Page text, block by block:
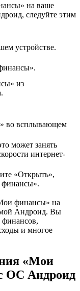
на ваше
следуйте этим
устройстве.
из
во всплывающем
может занять
интернет-
«Открыть»,
финансы».
финансы» на
Андроид. Вы
финансов,
и многое
«Мои
ОС Андроид